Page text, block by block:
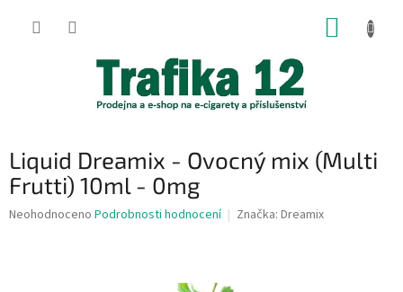
Liquid Dreamix - Ovocný mix (Multi
Frutti) 10ml - 0mg
Průměrné
Neohodnoceno Podrobnosti hodnocení Značka: Dreamix